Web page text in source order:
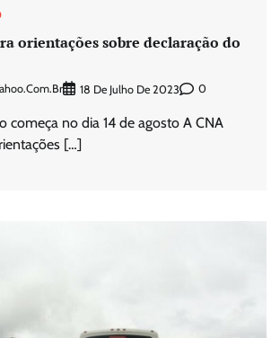
orientações sobre declaração do
18 De Julho De 2023 0
começa no dia 14 de agosto A CNA
[…]